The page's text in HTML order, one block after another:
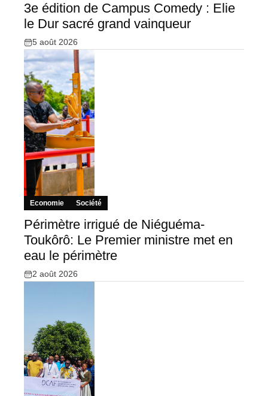
3e édition de Campus Comedy : Elie
le Dur sacré grand vainqueur
5 août 2026
Economie Société
Périmètre irrigué de Niéguéma-
Toukôrô: Le Premier ministre met en
eau le périmètre
2 août 2026